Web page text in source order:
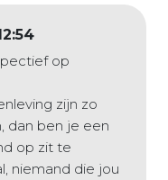
op
zijn zo
dan ben je een
op zit te
niemand die jou